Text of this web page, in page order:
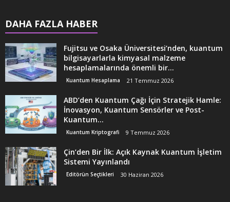
DAHA FAZLA HABER
Fujitsu ve Osaka Üniversitesi’nden, kuantum
bilgisayarlarla kimyasal malzeme
hesaplamalarında önemli bir...
Kuantum Hesaplama 21 Temmuz 2026
ABD’den Kuantum Çağı İçin Stratejik Hamle:
İnovasyon, Kuantum Sensörler ve Post-
Kuantum...
Kuantum Kriptografi 9 Temmuz 2026
Çin’den Bir İlk: Açık Kaynak Kuantum İşletim
Sistemi Yayınlandı
Editörün Seçtikleri 30 Haziran 2026